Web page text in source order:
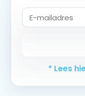
* Lees